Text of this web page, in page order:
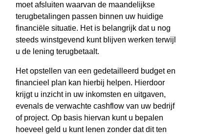
moet afsluiten waarvan de maandelijkse
terugbetalingen passen binnen uw huidige
financiële situatie. Het is belangrijk dat u nog
steeds winstgevend kunt blijven werken terwijl
u de lening terugbetaalt.
Het opstellen van een gedetailleerd budget en
financieel plan kan hierbij helpen. Hierdoor
krijgt u inzicht in uw inkomsten en uitgaven,
evenals de verwachte cashflow van uw bedrijf
of project. Op basis hiervan kunt u bepalen
hoeveel geld u kunt lenen zonder dat dit ten